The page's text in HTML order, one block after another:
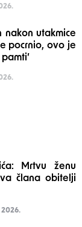
nakon utakmice
pocrnio, ovo je
Mrtvu ženu
člana obitelji
2026.